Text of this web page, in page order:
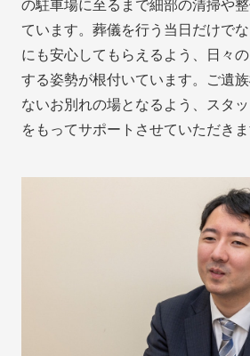
の駐車場に至るまで細部の清掃や
ています。葬儀を行う当日だけで
にも安心してもらえるよう、日々
する姿勢が根付いています。ご遺
ないお別れの場となるよう、スタ
をもってサポートさせていただきま